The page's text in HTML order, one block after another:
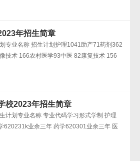
年招生简章
专业名称 招生计划护理1041助产71药剂362
技术 166农村医学93中医 82康复技术 156
校2023年招生简章
计划专业名称 专业代码学习形式学制 护理
620231k业余三年 药学620301业余三年 医